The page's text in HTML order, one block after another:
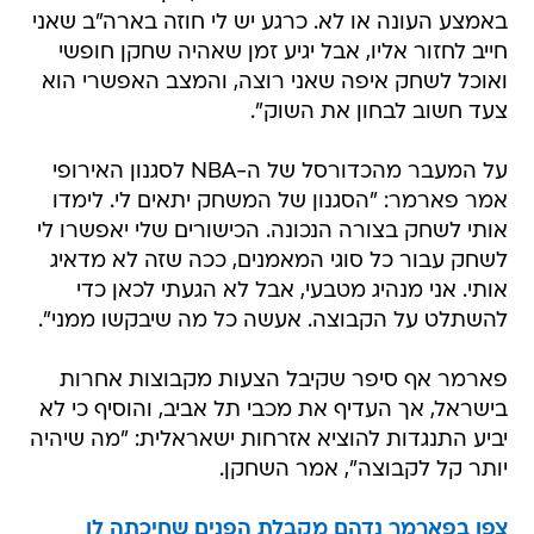
באמצע העונה או לא. כרגע יש לי חוזה בארה"ב שאני
חייב לחזור אליו, אבל יגיע זמן שאהיה שחקן חופשי
ואוכל לשחק איפה שאני רוצה, והמצב האפשרי הוא
צעד חשוב לבחון את השוק".
על המעבר מהכדורסל של ה-NBA לסגנון האירופי
אמר פארמר: "הסגנון של המשחק יתאים לי. לימדו
אותי לשחק בצורה הנכונה. הכישורים שלי יאפשרו לי
לשחק עבור כל סוגי המאמנים, ככה שזה לא מדאיג
אותי. אני מנהיג מטבעי, אבל לא הגעתי לכאן כדי
להשתלט על הקבוצה. אעשה כל מה שיבקשו ממני".
פארמר אף סיפר שקיבל הצעות מקבוצות אחרות
בישראל, אך העדיף את מכבי תל אביב, והוסיף כי לא
יביע התנגדות להוציא אזרחות ישאראלית: "מה שיהיה
יותר קל לקבוצה", אמר השחקן.
צפו בפארמר נדהם מקבלת הפנים שחיכתה לו